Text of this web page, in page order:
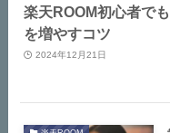
楽天ROOM初心者で
を増やすコツ
2024年12月21日